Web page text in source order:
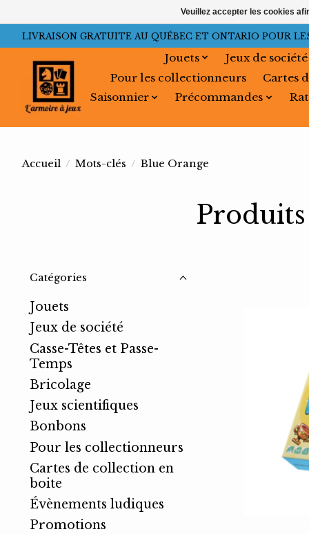
LIVRAISON GRATUITE AU QUÉBEC ET ONTARIO POUR
Jouets
Jeux de société
Pour les collectionneurs
Cartes
Saisonnier
Précommandes
Accueil / Mots-clés / Blue Orange
Catégories
Jouets
Jeux de société
Casse-Têtes et Passe-
Temps
Bricolage
Jeux scientifiques
Bonbons
Pour les collectionneurs
Cartes de collection en
boite
Évènements ludiques
Promotions
Veuillez accepter les cookies